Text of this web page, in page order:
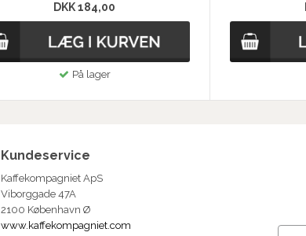
DKK 184,00
På lager
Kundeservice
Kaffekompagniet ApS
Viborggade 47A
2100 København Ø
www.kaffekompagniet.com
Email